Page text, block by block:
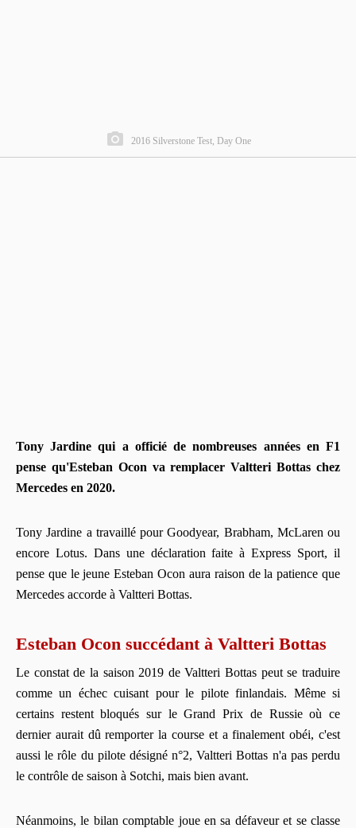
2016 Silverstone Test, Day One
Tony Jardine qui a officié de nombreuses années en F1
pense qu'Esteban Ocon va remplacer Valtteri Bottas chez
Mercedes en 2020.
Tony Jardine a travaillé pour Goodyear, Brabham, McLaren ou
encore Lotus. Dans une déclaration faite à Express Sport, il
pense que le jeune Esteban Ocon aura raison de la patience que
Mercedes accorde à Valtteri Bottas.
Esteban Ocon succédant à Valtteri Bottas
Le constat de la saison 2019 de Valtteri Bottas peut se traduire
comme un échec cuisant pour le pilote finlandais. Même si
certains restent bloqués sur le Grand Prix de Russie où ce
dernier aurait dû remporter la course et a finalement obéi, c'est
aussi le rôle du pilote désigné n°2, Valtteri Bottas n'a pas perdu
le contrôle de saison à Sotchi, mais bien avant.
Néanmoins, le bilan comptable joue en sa défaveur et se classe